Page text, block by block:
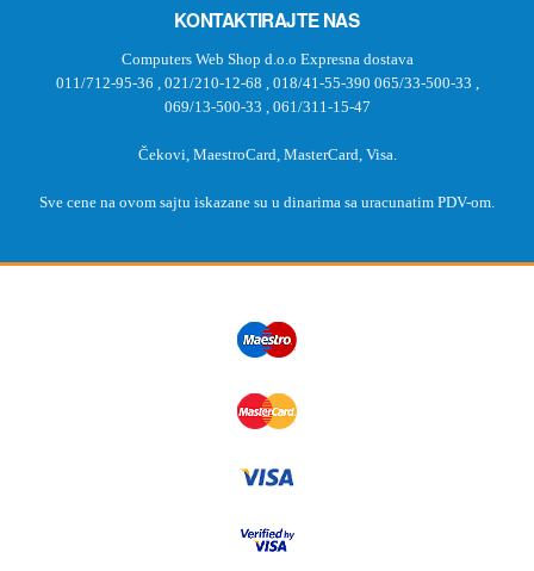
KONTAKTIRAJTE NAS
Computers Web Shop d.o.o Expresna dostava
011/712-95-36
021/210-12-68 018/41-55-390 065/33-500-33
069/13-500-33
061/311-15-47
Čekovi, MaestroCard, MasterCard, Visa.
Sve cene na ovom sajtu iskazane su u dinarima sa uracunatim PDV-om.